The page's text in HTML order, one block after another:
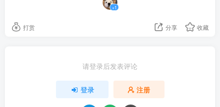
+1
打赏 分享 收藏
请登录后发表评论
登录 注册